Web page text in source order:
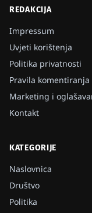
REDAKCIJA
Impressum
Uvjeti korištenja
Politika privatnosti
Pravila komentiranja
Marketing i
Kontakt
KATEGORIJE
Naslovnica
Društvo
Politika